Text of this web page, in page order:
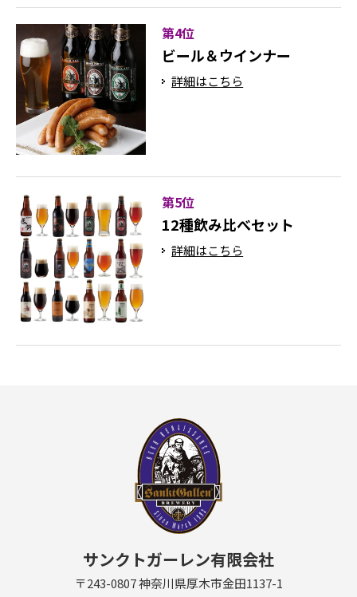
第4位
ビール＆ウインナー
詳細はこちら
第5位
12種飲み比べセット
詳細はこちら
サンクトガーレン有限会社
〒243-0807 神奈川県厚木市金田1137-1